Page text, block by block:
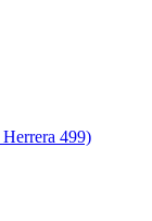
499)